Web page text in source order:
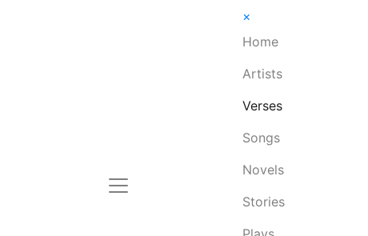
×
Home
Artists
Verses
Songs
Novels
Stories